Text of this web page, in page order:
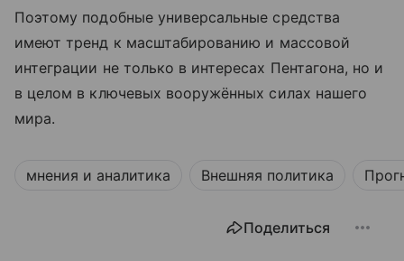
Поэтому подобные универсальные средства
имеют тренд к масштабированию и массовой
интеграции не только в интересах Пентагона, но и
в целом в ключевых вооружённых силах нашего
мира.
мнения и аналитика Внешняя политика
Поделиться